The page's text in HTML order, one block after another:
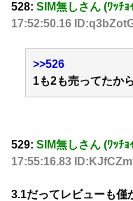
528: SIM無しさん (ﾜｯﾁ
17:52:50.16
>>526
1も2も売ってたか
529: SIM無しさん (ﾜｯﾁ
17:55:16.83
3.1だってレビューも僅